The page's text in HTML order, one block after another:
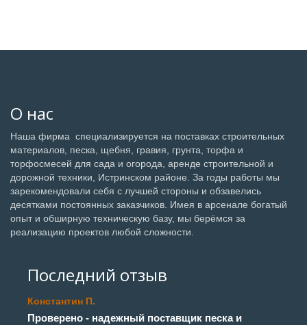
О нас
Наша фирма специализируется на поставках строительных
материалов, песка, щебня, гравия, грунта, торфа и
торфосмесей для сада и огорода, аренде строительной и
дорожной техники, Истринском районе. За годы работы мы
зарекомендовали себя с лучшей стороны и обзавелись
десятками постоянных заказчиков. Имея в арсенале богатый
опыт и обширную техническую базу, мы берёмся за
реализацию проектов любой сложности.
Последний отзыв
Константин П.
Проверено - надежный поставщик песка и